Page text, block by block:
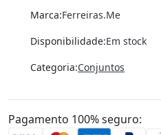
Marca:Ferreiras.Me
Disponibilidade:Em stock
Categoria:Conjuntos
Pagamento 100% seguro: